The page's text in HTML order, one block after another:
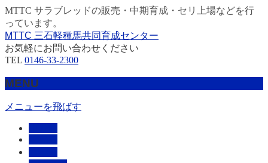
MTTC サラブレッドの販売・中期育成・セリ上場などを行
っています。
MTTC 三石軽種馬共同育成センター
お気軽にお問い合わせください
TEL 0146-33-2300
MENU
メニューを飛ばす